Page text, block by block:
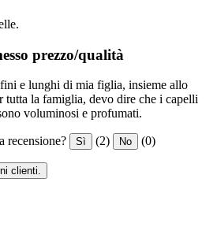
prezzo/qualità
e lunghi di mia figlia, insieme allo
tutta la famiglia, devo dire che i capelli
voluminosi e profumati.
recensione? Sì (2) No (0)
clienti.